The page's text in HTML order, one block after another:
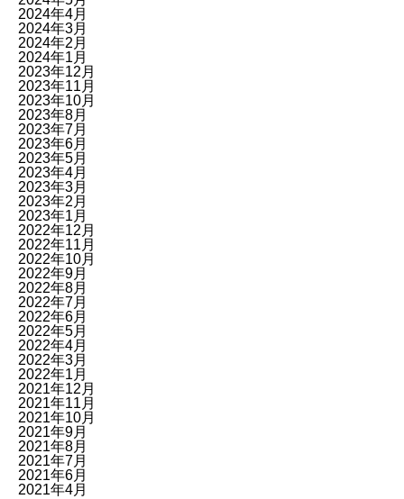
2024年4月
2024年3月
2024年2月
2024年1月
2023年12月
2023年11月
2023年10月
2023年8月
2023年7月
2023年6月
2023年5月
2023年4月
2023年3月
2023年2月
2023年1月
2022年12月
2022年11月
2022年10月
2022年9月
2022年8月
2022年7月
2022年6月
2022年5月
2022年4月
2022年3月
2022年1月
2021年12月
2021年11月
2021年10月
2021年9月
2021年8月
2021年7月
2021年6月
2021年4月